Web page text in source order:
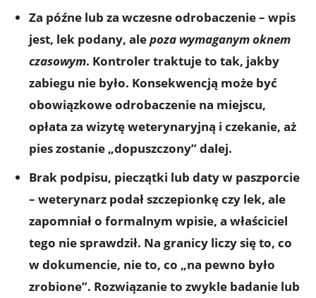
Za późne lub za wczesne odrobaczenie– wpis
jest, lek podany, alepoza wymaganym oknem
czasowym. Kontroler traktuje to tak, jakby
zabiegu nie było. Konsekwencją może być
obowiązkowe odrobaczenie na miejscu,
opłata za wizytę weterynaryjną i czekanie, aż
pies zostanie „dopuszczony” dalej.
Brak podpisu, pieczątki lub daty w paszporcie
– weterynarz podał szczepionkę czy lek, ale
zapomniał o formalnym wpisie, a właściciel
tego nie sprawdził. Na granicy liczy się to, co
w dokumencie, nie to, co „na pewno było
zrobione”. Rozwiązanie to zwykle badanie lub